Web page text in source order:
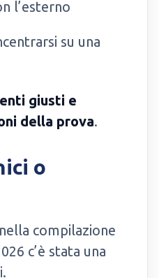
l’esterno
su una
giusti e
della prova.
o
compilazione
c’è stata una